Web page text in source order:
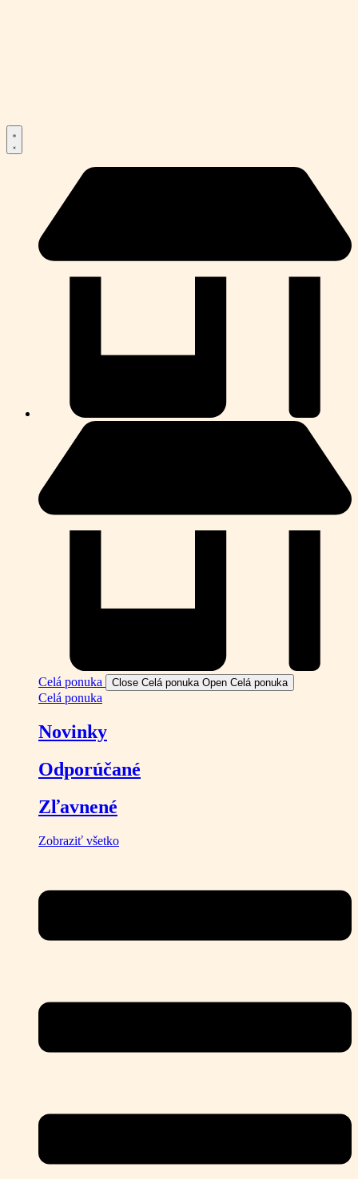
Celá ponuka Close Celá ponuka Open Celá ponuka
Celá ponuka
Novinky
Odporúčané
Zľavnené
Zobraziť všetko